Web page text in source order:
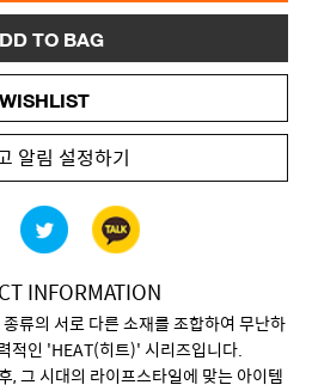
TO BAG
WISHLIST
알림 설정하기
INFORMATION
류의 서로 다른 소재를 조합하여 무난하
적인 'HEAT(히트)' 시리즈입니다.
, 그 시대의 라이프스타일에 맞는 아이템